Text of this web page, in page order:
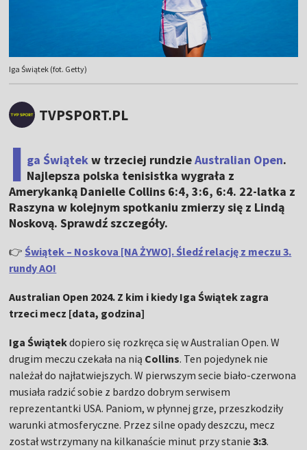
Iga Świątek (fot. Getty)
TVPSPORT.PL
I ga Świątekw trzeciej rundzieAustralian Open.
Najlepsza polska tenisistka wygrała z
Amerykanką Danielle Collins 6:4, 3:6, 6:4. 22-latka z
Raszyna w kolejnym spotkaniu zmierzy się z Lindą
Noskovą. Sprawdź szczegóły.
👉Świątek – Noskova [NA ŻYWO]. Śledź relację z meczu 3.
rundy AO!
Australian Open 2024. Z kim i kiedy Iga Świątek zagra
trzeci mecz [data, godzina]
Iga Świątekdopiero się rozkręca się w Australian Open. W
drugim meczu czekała na nią Collins. Ten pojedynek nie
należał do najłatwiejszych. W pierwszym secie biało-czerwona
musiała radzić sobie z bardzo dobrym serwisem
reprezentantki USA. Paniom, w płynnej grze, przeszkodziły
warunki atmosferyczne. Przez silne opady deszczu, mecz
został wstrzymany na kilkanaście minut przy stanie3:3.